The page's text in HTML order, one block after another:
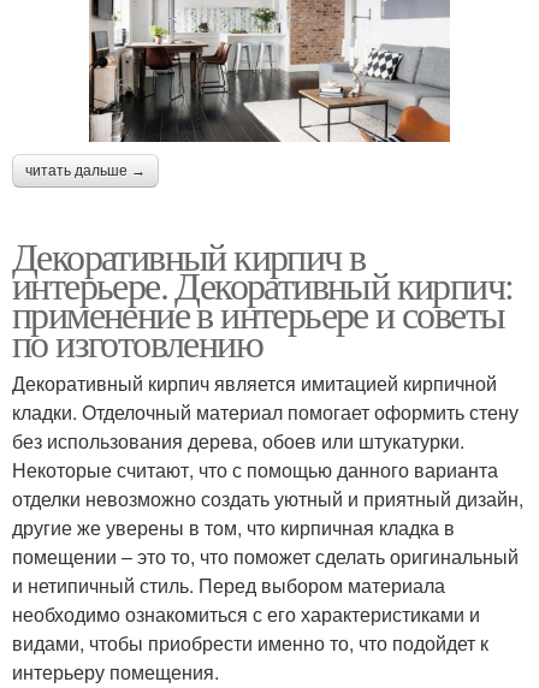
читать дальше →
Декоративный кирпич в
интерьере. Декоративный кирпич:
применение в интерьере и советы
по изготовлению
Декоративный кирпич является имитацией кирпичной
кладки. Отделочный материал помогает оформить стену
без использования дерева, обоев или штукатурки.
Некоторые считают, что с помощью данного варианта
отделки невозможно создать уютный и приятный дизайн,
другие же уверены в том, что кирпичная кладка в
помещении – это то, что поможет сделать оригинальный
и нетипичный стиль. Перед выбором материала
необходимо ознакомиться с его характеристиками и
видами, чтобы приобрести именно то, что подойдет к
интерьеру помещения.